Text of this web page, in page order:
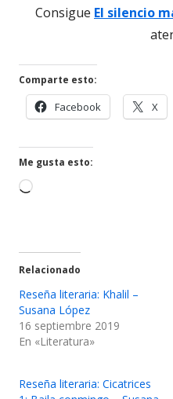
Consigue El silencio
Comparte esto:
Facebook
en
X
en
Me gusta esto:
Cargando...
Relacionado
Reseña literaria: Khalil –
Susana López
16 septiembre 2019
En «Literatura»
Reseña literaria: Cicatrices